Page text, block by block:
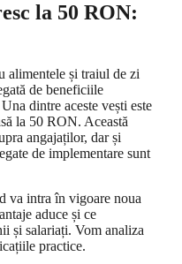
la 50 RON:
alimentele și traiul de zi
de beneficiile
dintre aceste vești este
la 50 RON. Această
angajaților, dar și
de implementare sunt
va intra în vigoare noua
aduce și ce
și salariați. Vom analiza
practice.